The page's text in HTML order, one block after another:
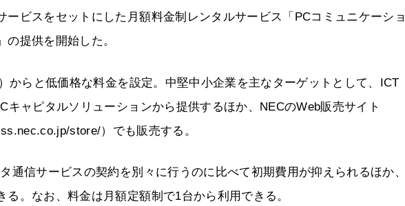
ービスをセットにした月額料金制レンタルサービス「PCコミュニケーショ
提供を開始した。
からと低価格な料金を設定。中堅中小企業を主なターゲットとして、ICT
キャピタルソリューションから提供するほか、NECのWeb販売サイト
store/）でも販売する。
通信サービスの契約を別々に行うのに比べて初期費用が抑えられるほか、
。なお、料金は月額定額制で1台から利用できる。